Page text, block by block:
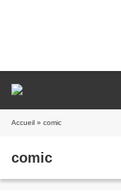
Accueil » comic
comic